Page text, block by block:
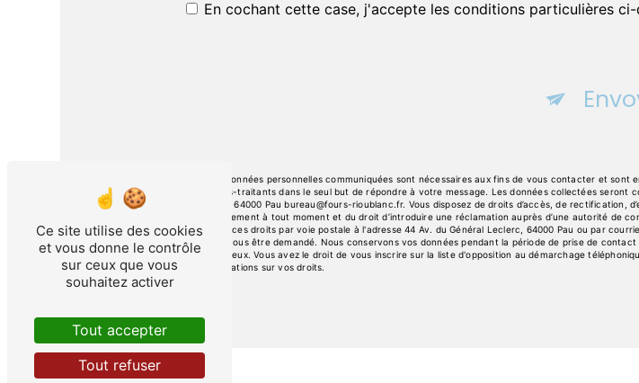
En cochant cette case, j'accepte les conditions particulières
** Les données personnelles communiquées sont nécessaires aux fins de vous contacter et
ses sous-traitants dans le seul but de répondre à votre message. Les données collectées seront
Leclerc, 64000 Pau bureau@fours-rioublanc.fr. Vous disposez de droits d’accès, de
consentement à tout moment et du droit d’introduire une réclamation auprès d’une autorité de
exercer ces droits par voie postale à l'adresse 44 Av. du Général Leclerc, 64000 Pau ou par
pourra vous être demandé. Nous conservons vos données pendant la période de prise de
contentieux. Vous avez le droit de vous inscrire sur la liste d'opposition au démarchage
d’informations sur vos droits.
Ce site utilise des cookies
et vous donne le contrôle
sur ceux que vous
souhaitez activer
Tout accepter
Tout refuser